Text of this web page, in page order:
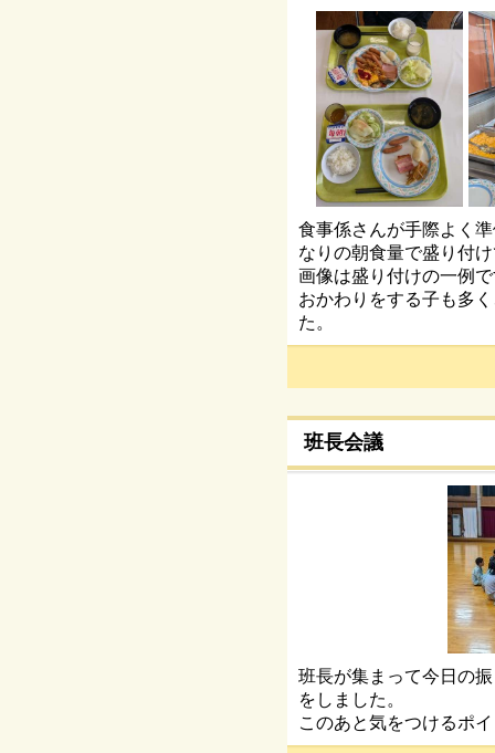
食事係さんが手際よく
なりの朝食量で盛り付
画像は盛り付けの一例
おかわりをする子も多
た。
班長会議
班長が集まって今日の
をしました。
このあと気をつけるポ